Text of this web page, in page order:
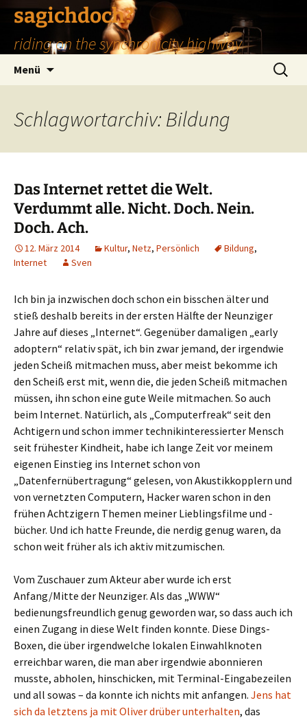
Zum
Inhalt
springen
sagichdoch?
riding on the synchronicity highway
Menü
Suchen
nach:
Schlagwortarchiv: Bildung
Das Internet rettet die Welt.
Verdummt alle. Nicht. Doch. Nein.
Doch. Ach.
12. März 2014 Kultur, Netz, Persönlich Bildung,
Internet
Sven
Ich bin ja inzwischen doch schon ein bisschen älter und
stieß deshalb bereits in der ersten Hälfte der Neunziger
Jahre auf dieses „Internet“. Gegenüber damaligen „early
adoptern“ relativ spät, ich bin zwar jemand, der irgendwie
jeden Scheiß mitmachen muss, aber meist bekomme ich
den Scheiß erst mit, wenn die, die jeden Scheiß mitmachen
müssen, ihn schon eine gute Weile mitmachen. So auch
beim Internet. Natürlich, als „Computerfreak“ seit den
Achtigern und schon immer technikinteressierter Mensch
seit frühester Kindheit, habe ich lange Zeit vor meinem
eigenen Einstieg ins Internet schon von
„Datenfernübertragung“ gelesen, von Akustikkopplern und
von vernetzten Computern, Hacker waren schon in den
frühen Achtzigern Themen meiner Lieblingsfilme und -
bücher. Und ich hatte Freunde, die nerdig genug waren, da
schon weit früher als ich aktiv mitzumischen.
Vom Zuschauer zum Akteur aber wurde ich erst
Anfang/Mitte der Neunziger. Als das „WWW“
bedienungsfreundlich genug geworden war, so dass auch ich
einen Zugang in diese Welt finden konnte. Diese Dings-
Boxen, die über irgendwelche lokalen Einwahlknoten
erreichbar waren, die man aber irgendwie abonnieren
musste, abholen, hinschicken, mit Terminal-Eingabezeilen
und all sowas – da konnte ich nichts mit anfangen. Jens hat
sich da letztens ja mit Oliver drüber unterhalten, das